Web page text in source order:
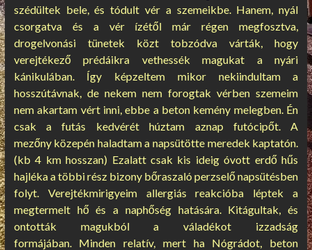
szédültek bele, és tódult vér a szemeikbe. Hanem, nyál
csorgatva és a vér ízétől már régen megfosztva,
drogelvonási tünetek közt tobzódva várták, hogy
verejtékező prédáikra vethessék magukat a nyári
kánikulában. Így képzeltem mikor nekiindultam a
hosszútávnak, de nekem nem forogtak vérben szemeim
nem akartam vért inni, ebbe a beton kemény melegben. Én
csak a futás kedvérét húztam aznap futócipőt. A
mezőny közepén haladtam a napsütötte meredek kaptatón.
(kb 4 km hosszan) Ezalatt csak kis ideig óvott erdő hűs
hajléka a többi rész bizony bőraszaló perzselő napsütésben
folyt. Verejtékmirigyeim allergiás reakcióba léptek a
megtermelt hő és a naphőség hatására. Kitágultak, és
ontották magukból a váladékot izzadság
formájában. Minden relatív, mert ha Nógrádot, beton